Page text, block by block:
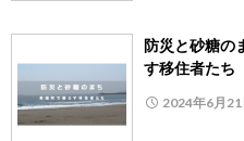
防災と砂糖
す移住者たち
2024年6月21